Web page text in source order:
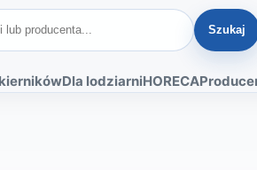
Szukaj
Dla lodziarniHORECA